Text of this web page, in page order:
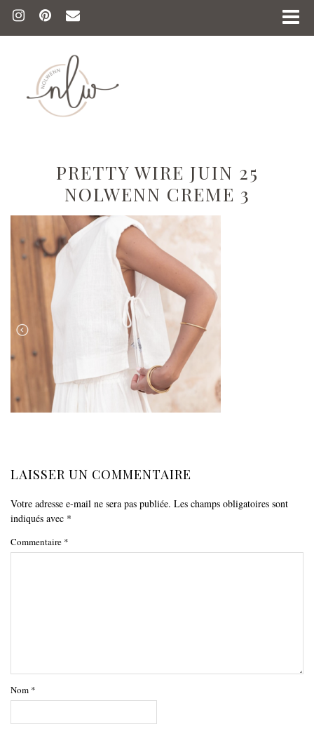
PRETTY WIRE JUIN 25
NOLWENN CREME 3
LAISSER UN COMMENTAIRE
Votre adresse e-mail ne sera pas publiée. Les champs obligatoires sont
indiqués avec *
Commentaire *
Nom *